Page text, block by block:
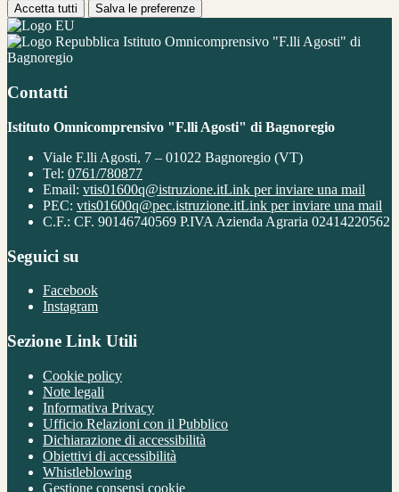
Accetta tutti Salva le preferenze
Istituto Omnicomprensivo "F.lli Agosti" di
Bagnoregio
Contatti
Istituto Omnicomprensivo "F.lli Agosti" di Bagnoregio
Viale F.lli Agosti, 7 – 01022 Bagnoregio (VT)
Tel: 0761/780877
Email: vtis01600q@istruzione.itLink per inviare una mail
PEC: vtis01600q@pec.istruzione.itLink per inviare una mail
C.F.: CF. 90146740569 P.IVA Azienda Agraria 02414220562
Seguici su
Facebook
Instagram
Sezione Link Utili
Cookie policy
Note legali
Informativa Privacy
Ufficio Relazioni con il Pubblico
Dichiarazione di accessibilità
Obiettivi di accessibilità
Whistleblowing
Gestione consensi cookie